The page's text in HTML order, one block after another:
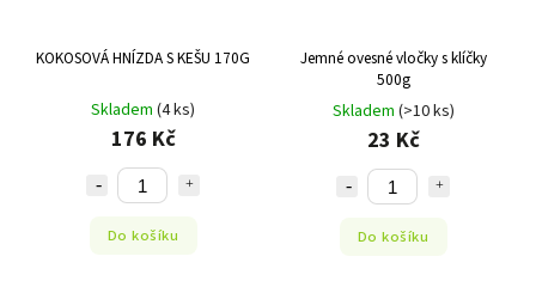
KOKOSOVÁ HNÍZDA S KEŠU 170G
Skladem (4 ks)
176 Kč
Do košíku
Jemné ovesné vločky s klíčky
500g
Skladem (>10 ks)
23 Kč
Do košíku